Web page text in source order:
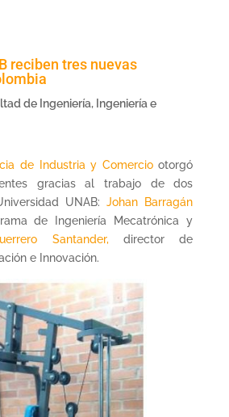
reciben tres nuevas
de Ingeniería, Ingeniería e
de Industria y Comerciootorgó
gracias al trabajo de dos
UNAB:Johan Barragán
de Ingeniería Mecatrónica y
Santander, director de
e Innovación.